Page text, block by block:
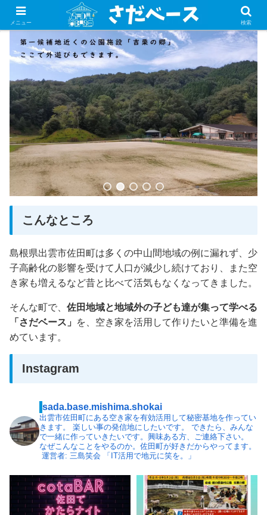
子どもたちが集まる秘密基地！
こんなところ
島根県出雲市佐田町は多くの中山間地域の例に漏れず、少
子高齢化の影響を受けて人口が減少し続けており、また空
き家も増えるなど昔と比べて活気もなくなってきました。
そんな町で、 佐田地域と地域外の子ども達が集って学べる
「さだベース」
を、空き家を活用して作りたいと準備を進
めています。
Instagram
sada.base.mishima.shokai
出雲市佐田町にある空き家を有効活用して秘密基地を作ってい
きます。⁡
⁡楽しい事の発信地にしたいです。⁡
できたら、⁡みんな
で一緒に作っていきたいです。⁡興味ある方、ご連絡下さい。
なぜこんなことをやるのか。⁡⁡⁡佐田町が好きだからやってます。
⁡⁡運営者: 三島笑会⁡ 「IT活用で地元に笑を。」
メニュー 検索